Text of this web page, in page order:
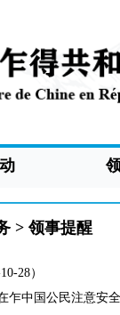
>领事提醒
28）
乍中国公民注意安全